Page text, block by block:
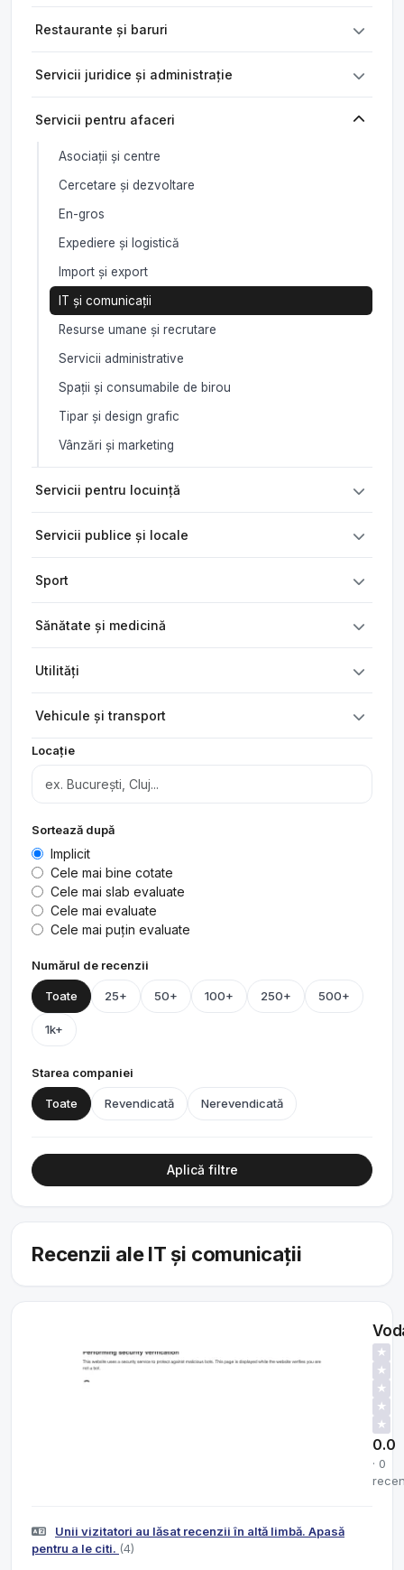
Restaurante și baruri
Servicii juridice și administrație
Servicii pentru afaceri
Asociații și centre
Cercetare și dezvoltare
En-gros
Expediere și logistică
Import și export
IT și comunicații
Resurse umane și recrutare
Servicii administrative
Spații și consumabile de birou
Tipar și design grafic
Vânzări și marketing
Servicii pentru locuință
Servicii publice și locale
Sport
Sănătate și medicină
Utilități
Vehicule și transport
Locație
Sortează după
Implicit
Cele mai bine cotate
Cele mai slab evaluate
Cele mai evaluate
Cele mai puțin evaluate
Numărul de recenzii
Toate 25+ 50+ 100+ 250+ 500+
1k+
Starea companiei
Toate Revendicată Nerevendicată
Aplică filtre
Recenzii ale IT și comunicații
★
★
★
★
★
0.0
· 0
Unii vizitatori au lăsat recenzii în altă limbă. Apasă
pentru a le citi. (4)